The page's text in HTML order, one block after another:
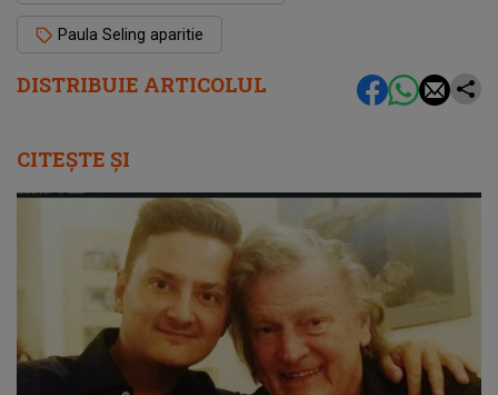
DISTRIBUIE ARTICOLUL
Paula Seling aparitie
CITEȘTE ȘI